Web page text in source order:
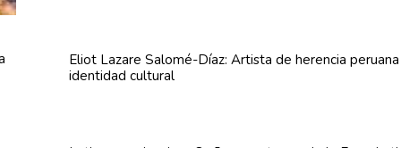
Eliot Lazare Salomé-Díaz: Artista de herencia
identidad cultural